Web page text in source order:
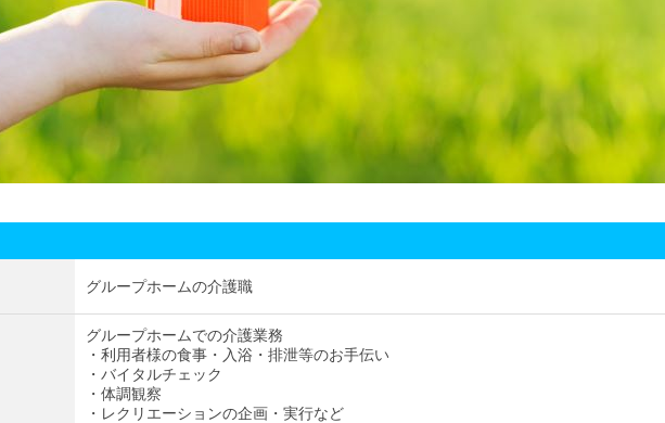
グループホームの介護職
グループホームでの介護業務
・利用者様の食事・入浴・排泄等のお手伝い
・バイタルチェック
・体調観察
・レクリエーションの企画・実行など